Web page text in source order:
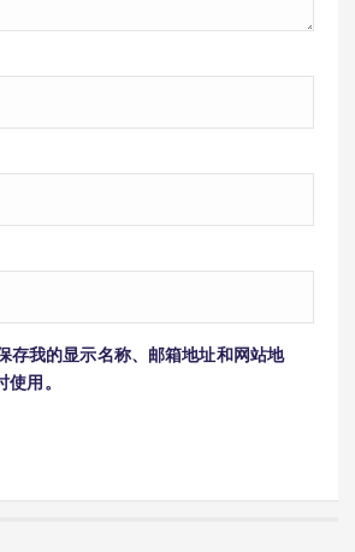
存我的显示名称、邮箱地址和网站地
用。